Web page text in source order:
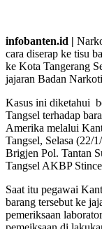
infobanten.id |
cara diserap ke tisu
ke Kota Tangerang
jajaran Badan
Kasus ini diketahui
Tangsel terhadap
Amerika melalui
Tangsel, Selasa (22/
Brigjen Pol. Tantan
Tangsel AKBP
Saat itu pegawai
barang tersebut ke
pemeriksaan